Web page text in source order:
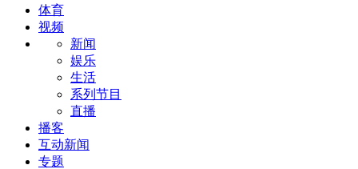
体育
视频
新闻
娱乐
生活
系列节目
直播
播客
互动新闻
专题